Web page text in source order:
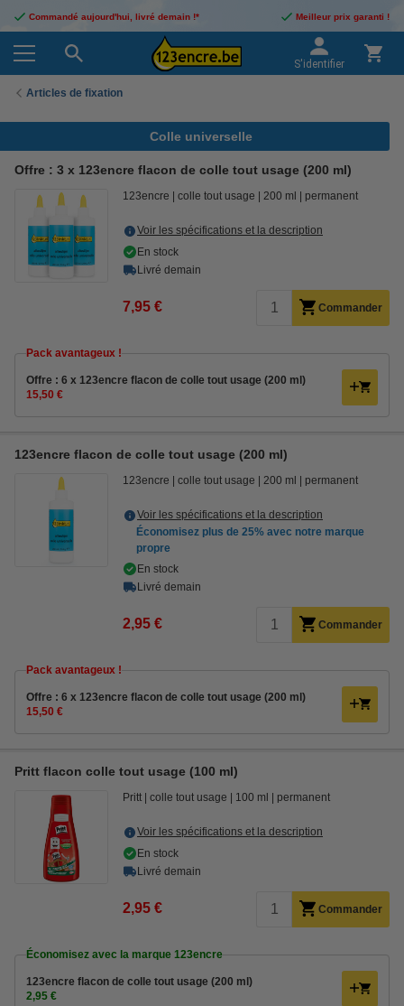
Commandé aujourd'hui, livré demain !* Meilleur prix garanti !
S'identifier
Articles de fixation
Colle universelle
Offre : 3 x 123encre flacon de colle tout usage (200 ml)
123encre colle tout usage 200 ml permanent
Voir les spécifications et la description
En stock
Livré demain
7,95 € Commander
Pack avantageux !
Offre : 6 x 123encre flacon de colle tout usage (200 ml)
15,50 €
123encre flacon de colle tout usage (200 ml)
123encre colle tout usage 200 ml permanent
Voir les spécifications et la description
Économisez plus de 25% avec notre marque
propre
En stock
Livré demain
2,95 € Commander
Pack avantageux !
Offre : 6 x 123encre flacon de colle tout usage (200 ml)
15,50 €
Pritt flacon colle tout usage (100 ml)
Pritt colle tout usage 100 ml permanent
Voir les spécifications et la description
En stock
Livré demain
2,95 € Commander
Économisez avec la marque 123encre
123encre flacon de colle tout usage (200 ml)
2,95 €